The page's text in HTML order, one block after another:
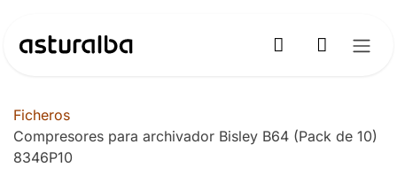
Ficheros
Compresores para archivador Bisley B64 (Pack de 10)
8346P10